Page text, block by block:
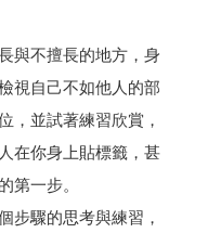
與不擅長的地方，身
視自己不如他人的部
，並試著練習欣賞，
在你身上貼標籤，甚
第一步。
步驟的思考與練習，